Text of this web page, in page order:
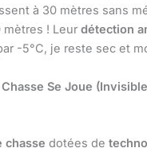
à 30 mètres sans
mètres ! Leur détection
-5°C, je reste sec et
Chasse Se Joue
chasse dotées de